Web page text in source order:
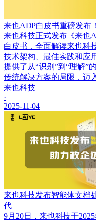
来也ADP白皮书重磅发布
来也科技正式发布《来也
白皮书，全面解读来也科
技术架构、最佳实践和应
提供了从“识别”到“理解”
传统解决方案的局限，迈
来也科技
·
2025-11-04
来也科技发布智能体文档
代
9月20日，来也科技于